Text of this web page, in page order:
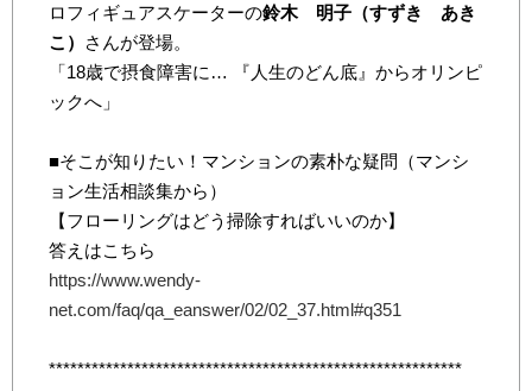
ロフィギュアスケーターの鈴木 明子（すずき あき
こ）
さんが登場。
「18歳で摂食障害に… 『人生のどん底』からオリンピ
ックへ」
■そこが知りたい！マンションの素朴な疑問（マンシ
ョン生活相談集から）
【フローリングはどう掃除すればいいのか】
答えはこちら
https://www.wendy-
net.com/faq/qa_eanswer/02/02_37.html#q351
**********************************************************